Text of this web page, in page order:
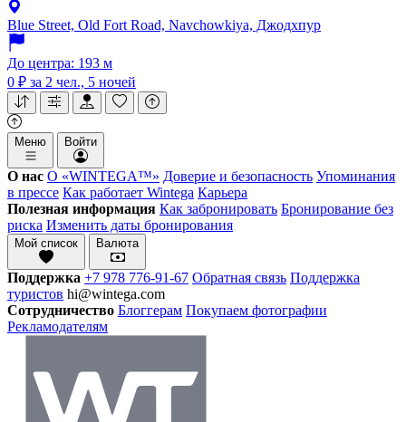
Blue Street, Old Fort Road, Navchowkiya, Джодхпур
До центра: 193 м
0 ₽ за 2 чел., 5 ночей
Меню Войти
О нас О «WINTEGA™» Доверие и безопасность Упоминания
в прессе Как работает Wintega Карьера
Полезная информация Как забронировать Бронирование без
риска Изменить даты бронирования
Мой список Валюта
Поддержка +7 978 776-91-67 Обратная связь Поддержка
туристов hi@wintega.com
Сотрудничество Блоггерам Покупаем фотографии
Рекламодателям